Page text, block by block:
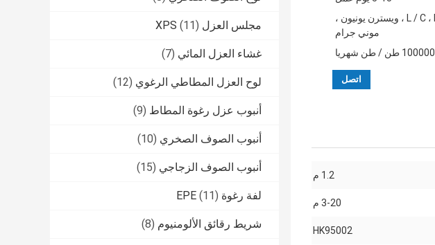
مجلس العزل XPS (11)
غشاء العزل المائي (7)
لوح العزل المطاطي الرغوي (12)
أنبوب عزل رغوة المطاط (9)
أنبوب الصوف الصخري (10)
أنبوب الصوف الزجاجي (15)
لفة رغوة EPE (11)
شريط رقائق الألومنيوم (8)
L / C ، D / A ، D / P ، T / T ، ويسترن يونيون ،
موني جرام
100000 طن / طن شهريا
اتصل
1.2 م
3-20 م
HK95002